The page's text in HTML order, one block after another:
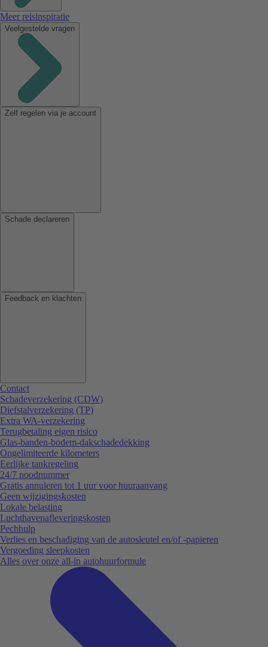
Meer reisinspiratie
Veelgestelde vragen
Zelf regelen via je account
Schade declareren
Feedback en klachten
Contact
Schadeverzekering (CDW)
Diefstalverzekering (TP)
Extra WA-verzekering
Terugbetaling eigen risico
Glas-banden-bodem-dakschadedekking
Ongelimiteerde kilometers
Eerlijke tankregeling
24/7 noodnummer
Gratis annuleren tot 1 uur voor huuraanvang
Geen wijzigingskosten
Lokale belasting
Luchthavenafleveringskosten
Pechhulp
Verlies en beschadiging van de autosleutel en/of -papieren
Vergoeding sleepkosten
Alles over onze all-in autohuurformule